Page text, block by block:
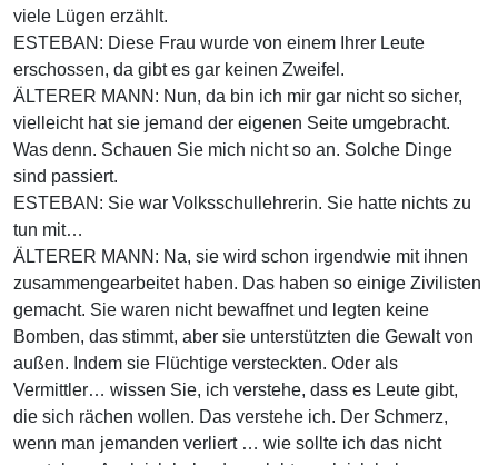
viele Lügen erzählt.
ESTEBAN: Diese Frau wurde von einem Ihrer Leute
erschossen, da gibt es gar keinen Zweifel.
ÄLTERER MANN: Nun, da bin ich mir gar nicht so sicher,
vielleicht hat sie jemand der eigenen Seite umgebracht.
Was denn. Schauen Sie mich nicht so an. Solche Dinge
sind passiert.
ESTEBAN: Sie war Volksschullehrerin. Sie hatte nichts zu
tun mit…
ÄLTERER MANN: Na, sie wird schon irgendwie mit ihnen
zusammengearbeitet haben. Das haben so einige Zivilisten
gemacht. Sie waren nicht bewaffnet und legten keine
Bomben, das stimmt, aber sie unterstützten die Gewalt von
außen. Indem sie Flüchtige versteckten. Oder als
Vermittler… wissen Sie, ich verstehe, dass es Leute gibt,
die sich rächen wollen. Das verstehe ich. Der Schmerz,
wenn man jemanden verliert … wie sollte ich das nicht